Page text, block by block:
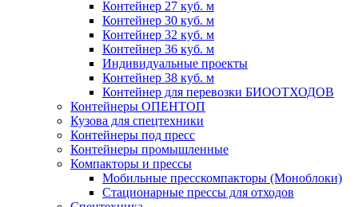
Контейнер 27 куб. м
Контейнер 30 куб. м
Контейнер 32 куб. м
Контейнер 36 куб. м
Индивидуальные проекты
Контейнер 38 куб. м
Контейнер для перевозки БИООТХОДОВ
Контейнеры ОПЕНТОП
Кузова для спецтехники
Контейнеры под пресс
Контейнеры промышленные
Компакторы и прессы
Мобильные пресскомпакторы (Моноблоки)
Стационарные прессы для отходов